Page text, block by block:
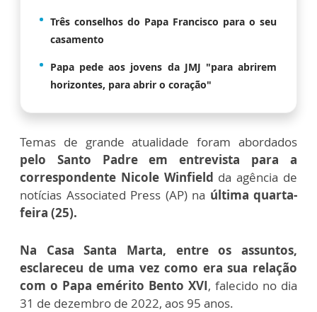
Três conselhos do Papa Francisco para o seu
casamento
Papa pede aos jovens da JMJ "para abrirem
horizontes, para abrir o coração"
Temas de grande atualidade foram abordados
pelo Santo Padre em entrevista para a
correspondente Nicole Winfield da agência de
notícias Associated Press (AP) na última quarta-
feira (25).
Na Casa Santa Marta, entre os assuntos,
esclareceu de uma vez como era sua relação
com o Papa emérito Bento XVI, falecido no dia
31 de dezembro de 2022, aos 95 anos.